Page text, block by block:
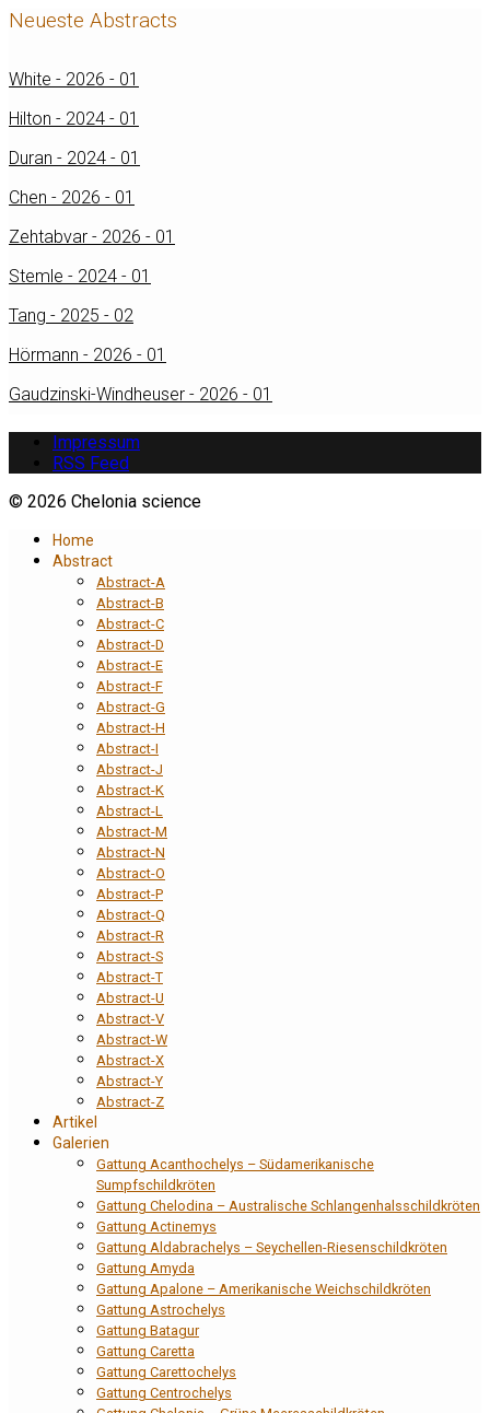
Neueste Abstracts
White - 2026 - 01
Hilton - 2024 - 01
Duran - 2024 - 01
Chen - 2026 - 01
Zehtabvar - 2026 - 01
Stemle - 2024 - 01
Tang - 2025 - 02
Hörmann - 2026 - 01
Gaudzinski-Windheuser - 2026 - 01
Impressum
RSS Feed
© 2026 Chelonia science
Home
Abstract
Abstract-A
Abstract-B
Abstract-C
Abstract-D
Abstract-E
Abstract-F
Abstract-G
Abstract-H
Abstract-I
Abstract-J
Abstract-K
Abstract-L
Abstract-M
Abstract-N
Abstract-O
Abstract-P
Abstract-Q
Abstract-R
Abstract-S
Abstract-T
Abstract-U
Abstract-V
Abstract-W
Abstract-X
Abstract-Y
Abstract-Z
Artikel
Galerien
Gattung Acanthochelys – Südamerikanische
Sumpfschildkröten
Gattung Chelodina – Australische Schlangenhalsschildkröten
Gattung Actinemys
Gattung Aldabrachelys – Seychellen-Riesenschildkröten
Gattung Amyda
Gattung Apalone – Amerikanische Weichschildkröten
Gattung Astrochelys
Gattung Batagur
Gattung Caretta
Gattung Carettochelys
Gattung Centrochelys